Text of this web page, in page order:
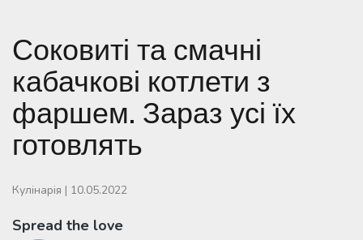
Соковиті та смачні
кабачкові котлети з
фаршем. Зараз усі їх
готовлять
Кулінарія | 10.05.2022
Spread the love